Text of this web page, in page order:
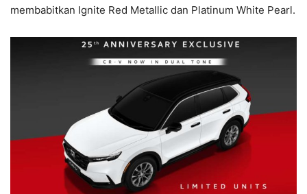
membabitkan Ignite Red Metallic dan Platinum White Pearl.